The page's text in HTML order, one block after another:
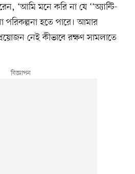
‘আমি মনে করি না যে ‘‘অ্যান্টি-
পরিকল্পনা হতে পারে। আমার
নেই কীভাবে রক্ষণ সামলাতে